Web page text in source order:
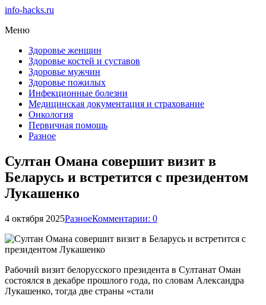
info-hacks.ru
Меню
Здоровье женщин
Здоровье костей и суставов
Здоровье мужчин
Здоровье пожилых
Инфекционные болезни
Медицинская документация и страхование
Онкология
Первичная помощь
Разное
Султан Омана совершит визит в
Беларусь и встретится с президентом
Лукашенко
4 октября 2025РазноеКомментарии: 0
Рабочий визит белорусского президента в Султанат Оман
состоялся в декабре прошлого года, по словам Александра
Лукашенко, тогда две страны «стали